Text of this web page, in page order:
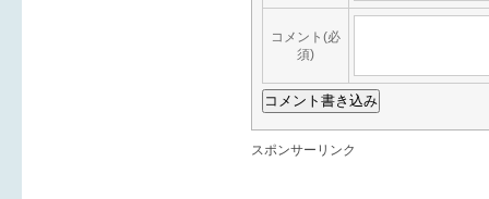
コメント(必
須)
スポンサーリンク